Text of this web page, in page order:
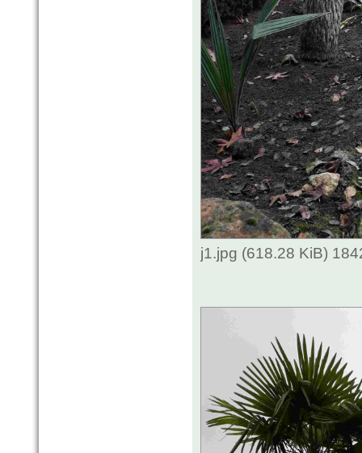
j1.jpg (618.28 KiB)